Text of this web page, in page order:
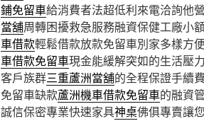
鋪免留車給消費者法超低利來電洽詢他
當舖周轉困擾救急服務融資保健工廠小
車借款輕鬆借款放款免留車別家多樣方
車借款免留車現金能緩解突如的生活壓
客戶族群三重蘆洲當舖的全程保證手續
免留車缺款蘆洲機車借款免留車的融資
誠信保密專業快速家具神桌佛俱專賣讓